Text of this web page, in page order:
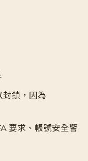
封鎖，因為
要求、帳號安全警